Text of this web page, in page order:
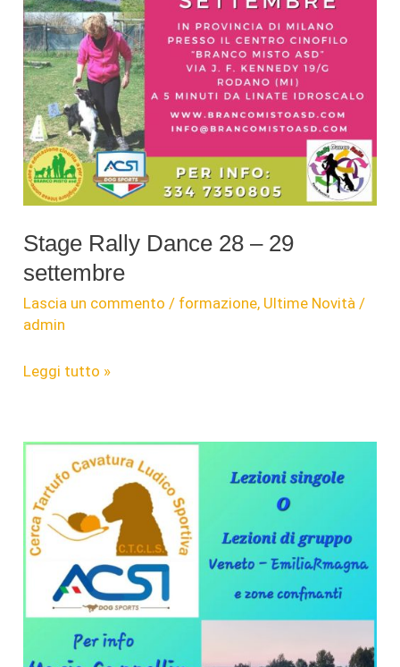
Stage Rally Dance 28 – 29
settembre
Lascia un commento / formazione, Ultime Novità /
admin
Stage
28
29
settembre
Leggi tutto »